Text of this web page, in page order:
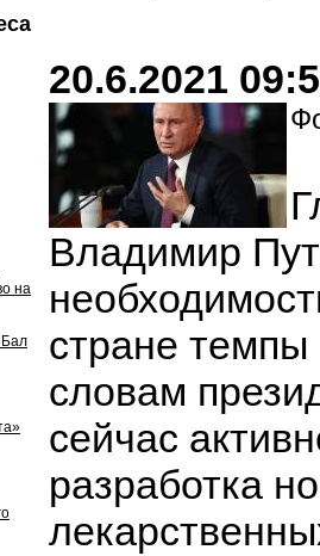
на
Бал
20.6.2021
Владимир
стране
словам
сейчас
разработка